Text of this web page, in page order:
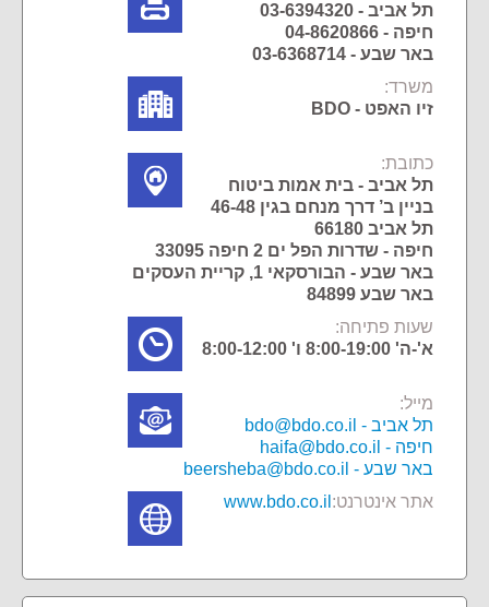
תל אביב - 03-6394320
חיפה - 04-8620866
באר שבע - 03-6368714
משרד:
זיו האפט - BDO
כתובת:
תל אביב - בית אמות ביטוח
בניין ב’ דרך מנחם בגין 46-48
תל אביב 66180
חיפה - שדרות הפל ים 2 חיפה 33095
באר שבע - הבורסקאי 1, קריית העסקים
באר שבע 84899
שעות פתיחה:
א'-ה' 8:00-19:00 ו' 8:00-12:00
מייל:
תל אביב - bdo@bdo.co.il
חיפה - haifa@bdo.co.il
באר שבע - beersheba@bdo.co.il
אתר אינטרנט: www.bdo.co.il